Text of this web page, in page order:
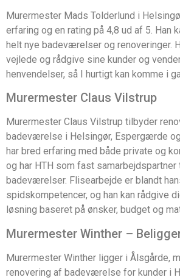
Murermester Mads Tolderlund i
erfaring og en rating på 4,8 ud af 5. Han
helt nye badeværelser og renoveringer.
vejlede og rådgive sine kunder og
henvendelser, så I hurtigt kan komme i
Murermester Claus Vilstrup
Murermester Claus Vilstrup tilbyder
badeværelse i Helsingør, Espergærde
har bred erfaring med både private og
og har HTH som fast samarbejdspartner
badeværelser. Flisearbejde er blandt
spidskompetencer, og han kan rådgive
løsning baseret på ønsker, budget og
Murermester Winther –
Murermester Winther ligger i Ålsgårde,
renovering af badeværelse for kunder i